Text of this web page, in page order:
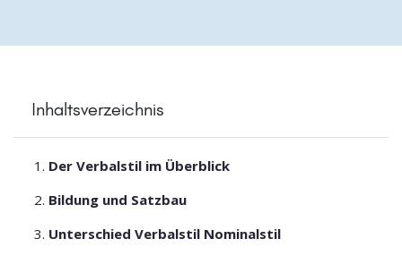
Inhaltsverzeichnis
Der Verbalstil im Überblick
Bildung und Satzbau
Unterschied Verbalstil Nominalstil